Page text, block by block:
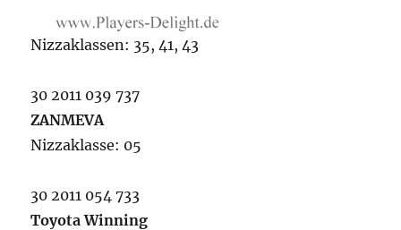
Nizzaklassen: 35, 41, 43
30 2011 039 737
ZANMEVA
Nizzaklasse: 05
30 2011 054 733
Toyota Winning